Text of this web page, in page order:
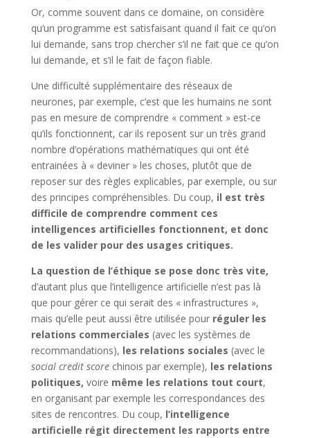
Or, comme souvent dans ce domaine, on considère
qu’un programme est satisfaisant quand il fait ce qu’on
lui demande, sans trop chercher s’il ne fait que ce qu’on
lui demande, et s’il le fait de façon fiable.
Une difficulté supplémentaire des réseaux de
neurones, par exemple, c’est que les humains ne sont
pas en mesure de comprendre « comment » est-ce
qu’ils fonctionnent, car ils reposent sur un très grand
nombre d’opérations mathématiques qui ont été
entrainées à « deviner » les choses, plutôt que de
reposer sur des règles explicables, par exemple, ou sur
des principes compréhensibles. Du coup, il est très
difficile de comprendre comment ces
intelligences artificielles fonctionnent, et donc
de les valider pour des usages critiques.
La question de l’éthique se pose donc très vite,
d’autant plus que l’intelligence artificielle n’est pas là
que pour gérer ce qui serait des « infrastructures »,
mais qu’elle peut aussi être utilisée pour réguler les
relations commerciales (avec les systèmes de
recommandations), les relations sociales (avec le
social credit scorechinois par exemple), les relations
politiques, voire même les relations tout court,
en organisant par exemple les correspondances des
sites de rencontres. Du coup, l’intelligence
artificielle régit directement les rapports entre